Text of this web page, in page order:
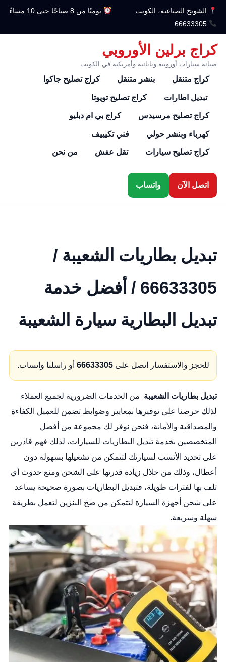
الشويخ الصناعية، الكويت
يوميًا من 8 صباحًا حتى 10 مساءً
66633305
كراج برلين الأوروبي
صيانة سيارات أوروبية ويابانية وأمريكية في الكويت
كراج متنقل بنشر متنقل كراج تصليح جاكوا
تبديل اطارات كراج تصليح تويوتا
كراج تصليح مرسيدس كراج بي ام دبليو
كهرباء وبنشر حولي فني تكيييف
كراج تصليح سيارات تقل عفش من نحن
اتصل الآن واتساب
تبديل بطاريات الشعيبة /
66633305 / أفضل خدمة
تبديل البطارية سيارة الشعيبة
للحجز والاستفسار اتصل على 66633305أو راسلنا واتساب.
تبديل بطاريات الشعيبة من الخدمات الضرورية لجميع العملاء
لذلك حرصنا على توفيرها بمعايير وضوابط تضمن للعميل الكفاءة
والمصداقية والأمانة، فنحن نوفر لك مجموعة من أفضل
المتخصصين بخدمة تبديل البطاريات للسيارات، لذلك فهم قادرين
على تحديد الأنسب لسيارتك لتتمكن من تشغيلها بسهولة دون
أعطال، وذلك من خلال زيادة قدرتها على الشحن ومنع حدوث أي
تلف بها لفترات طويلة، فتبديل البطاريات بصورة صحيحة يساعد
على شحن أجهزة السيارة لتتمكن من ضخ البنزين لتعمل بطريقة
سهلة وسريعة.